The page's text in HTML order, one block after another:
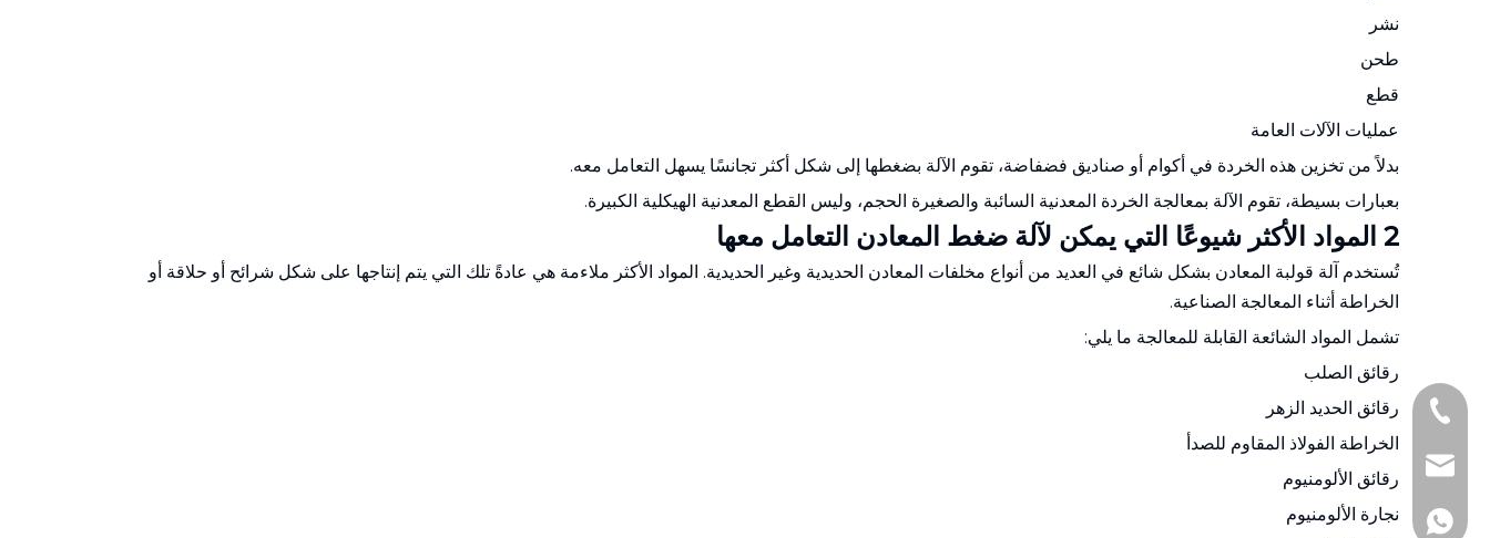
نشر
طحن
قطع
عمليات الآلات العامة
بدلاً من تخزين هذه الخردة في أكوام أو صناديق فضفاضة، تقوم الآلة بضغطها إلى شكل أكثر تجانسًا يسهل التعامل معه.
بعبارات بسيطة، تقوم الآلة بمعالجة الخردة المعدنية السائبة والصغيرة الحجم، وليس القطع المعدنية الهيكلية الكبيرة.
2 المواد الأكثر شيوعًا التي يمكن لآلة ضغط المعادن التعامل معها
تُستخدم آلة قولبة المعادن بشكل شائع في العديد من أنواع مخلفات المعادن الحديدية وغير الحديدية. المواد الأكثر ملاءمة هي عادةً تلك التي يتم إنتاجها على شكل شرائح أو حلاقة أو
الخراطة أثناء المعالجة الصناعية.
تشمل المواد الشائعة القابلة للمعالجة ما يلي:
رقائق الصلب
رقائق الحديد الزهر
الخراطة الفولاذ المقاوم للصدأ
رقائق الألومنيوم
نجارة الألومنيوم
+86-
+86-510-
andy@js-
+86-